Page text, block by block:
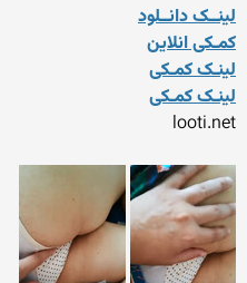
لینــک دانــلود
کمـکی انلاین
لینـک کمـکی
لینـک کمـکی
looti.net